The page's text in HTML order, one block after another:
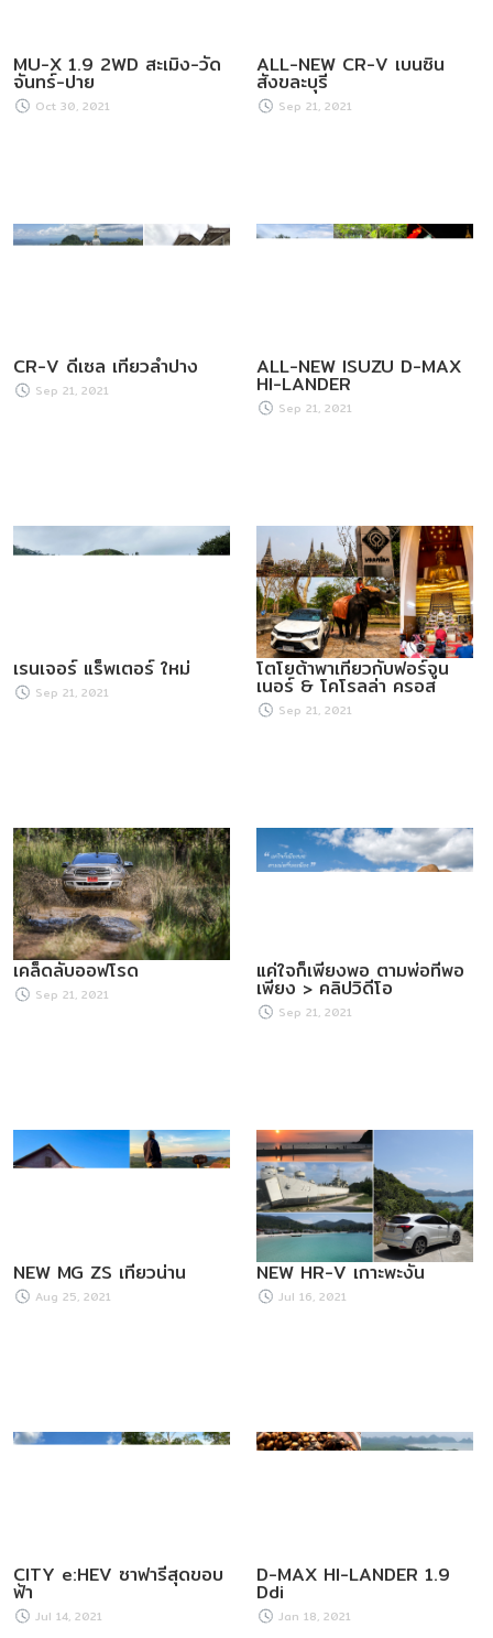
MU-X 1.9 2WD สะเมิง-วัด
จันทร์-ปาย
Oct 30, 2021
ALL-NEW CR-V เบนซิน
สังขละบุรี
Sep 21, 2021
CR-V ดีเซล เที่ยวลำปาง
Sep 21, 2021
ALL-NEW ISUZU D-MAX
HI-LANDER
Sep 21, 2021
เรนเจอร์ แร็พเตอร์ ใหม่
Sep 21, 2021
โตโยต้าพาเที่ยวกับฟอร์จูน
เนอร์ & โคโรลล่า ครอส
Sep 21, 2021
เคล็ดลับออฟโรด
Sep 21, 2021
แค่ใจก็เพียงพอ ตามพ่อที่พอ
เพียง > คลิปวิดีโอ
Sep 21, 2021
NEW MG ZS เที่ยวน่าน
Aug 25, 2021
NEW HR-V เกาะพะงัน
Jul 16, 2021
CITY e:HEV ซาฟารีสุดขอบ
ฟ้า
Jul 14, 2021
D-MAX HI-LANDER 1.9
Ddi
Jan 18, 2021